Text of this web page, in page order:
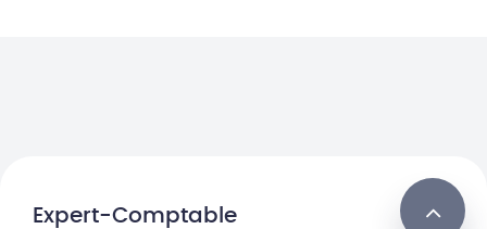
Expert-Comptable